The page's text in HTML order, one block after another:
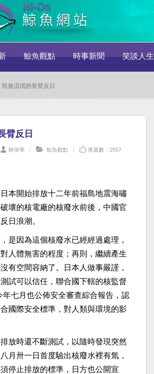
鯨魚觀點 時事新聞 笑談人生
民族流氓的長臂反日
臂反日
林保華 鯨魚觀點 推薦數：2507
本開始排放十二年前福島地震海嘯
壞的核電廠的核廢水前後，中國官
日浪潮。
是因為這個核廢水已經經過處理，
人體無害的程度；再則，繼續產生
有空間容納了。日本人做事嚴謹，
試可以信任，聯合國下轄的核監督
年七月也公佈安全審查綜合報告，認
國際安全標準，對人類與環境的影
放時還不斷測試，以隨時發現突然
月卅一日首度驗出核廢水裡有氚，
停止排放的標準，日方也公開宣